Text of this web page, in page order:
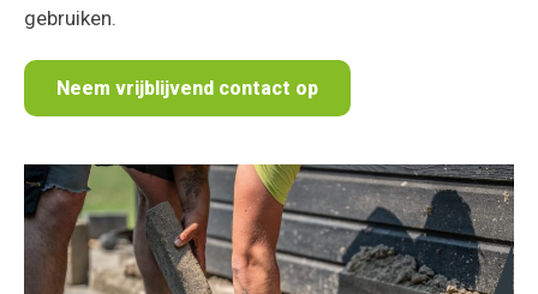
gebruiken.
Neem vrijblijvend contact op